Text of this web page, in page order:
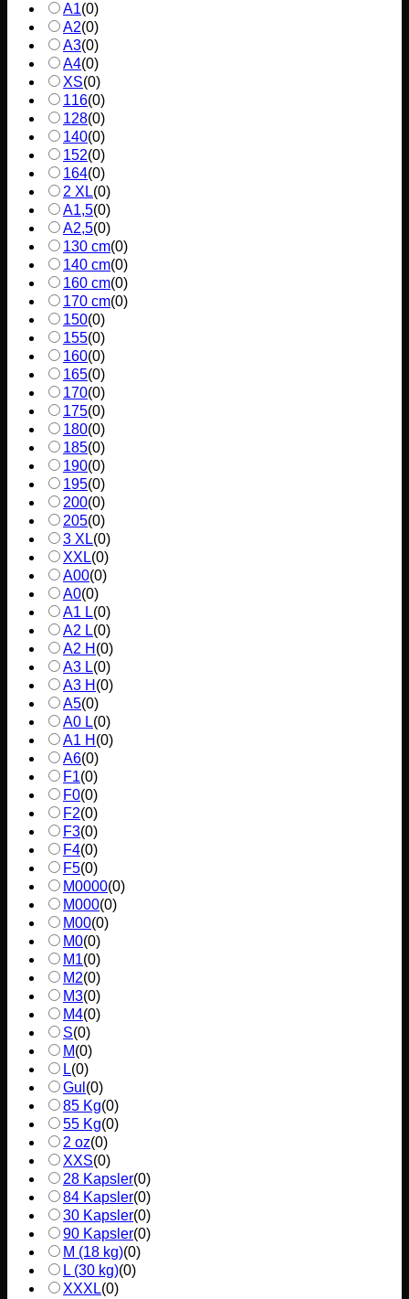
A1(0)
A2(0)
A3(0)
A4(0)
XS(0)
116(0)
128(0)
140(0)
152(0)
164(0)
2 XL(0)
A1,5(0)
A2,5(0)
130 cm(0)
140 cm(0)
160 cm(0)
170 cm(0)
150(0)
155(0)
160(0)
165(0)
170(0)
175(0)
180(0)
185(0)
190(0)
195(0)
200(0)
205(0)
3 XL(0)
XXL(0)
A00(0)
A0(0)
A1 L(0)
A2 L(0)
A2 H (0)
A3 L(0)
A3 H (0)
A5(0)
A0 L(0)
A1 H (0)
A6(0)
F1(0)
F0(0)
F2(0)
F3(0)
F4(0)
F5(0)
M0000(0)
M000(0)
M00(0)
M0(0)
M1(0)
M2(0)
M3(0)
M4(0)
S(0)
M(0)
L(0)
Gul (0)
85 Kg(0)
55 Kg(0)
2 oz(0)
XXS(0)
28 Kapsler(0)
84 Kapsler(0)
30 Kapsler(0)
90 Kapsler(0)
M (18 kg)(0)
L (30 kg)(0)
XXXL(0)